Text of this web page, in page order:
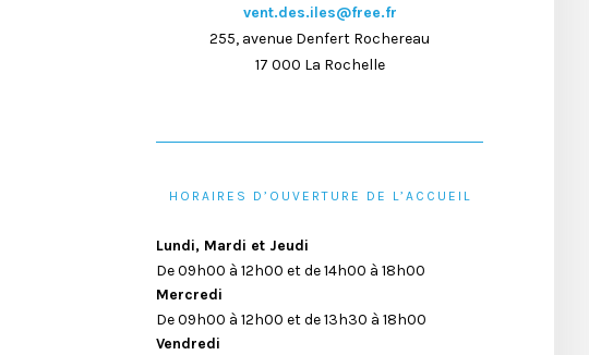
vent.des.iles@free.fr
255, avenue Denfert Rochereau
17 000 La Rochelle
HORAIRES D’OUVERTURE DE L’ACCUEIL
Lundi, Mardi et Jeudi
De 09h00 à 12h00 et de 14h00 à 18h00
Mercredi
De 09h00 à 12h00 et de 13h30 à 18h00
Vendredi